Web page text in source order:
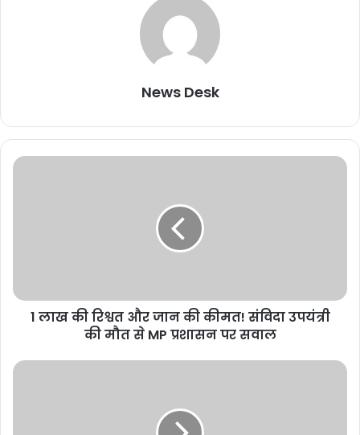
News Desk
1 लाख की रिश्वत और जान की कीमत! संविदा उपयंत्री
की मौत से MP प्रशासन पर सवाल